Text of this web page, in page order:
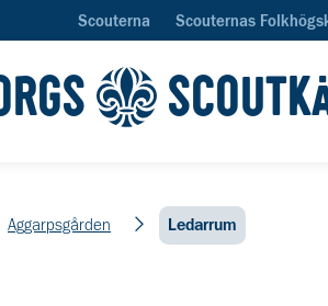
Scouterna Scouternas
Aggarpsgården Ledarrum